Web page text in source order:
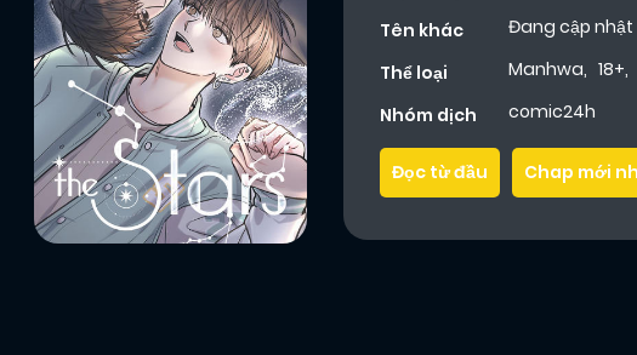
Tên khác
Đang cập nhật
Thể loại
Manhwa, 18+,
Nhóm dịch
comic24h
Đọc từ đầu Chap mới